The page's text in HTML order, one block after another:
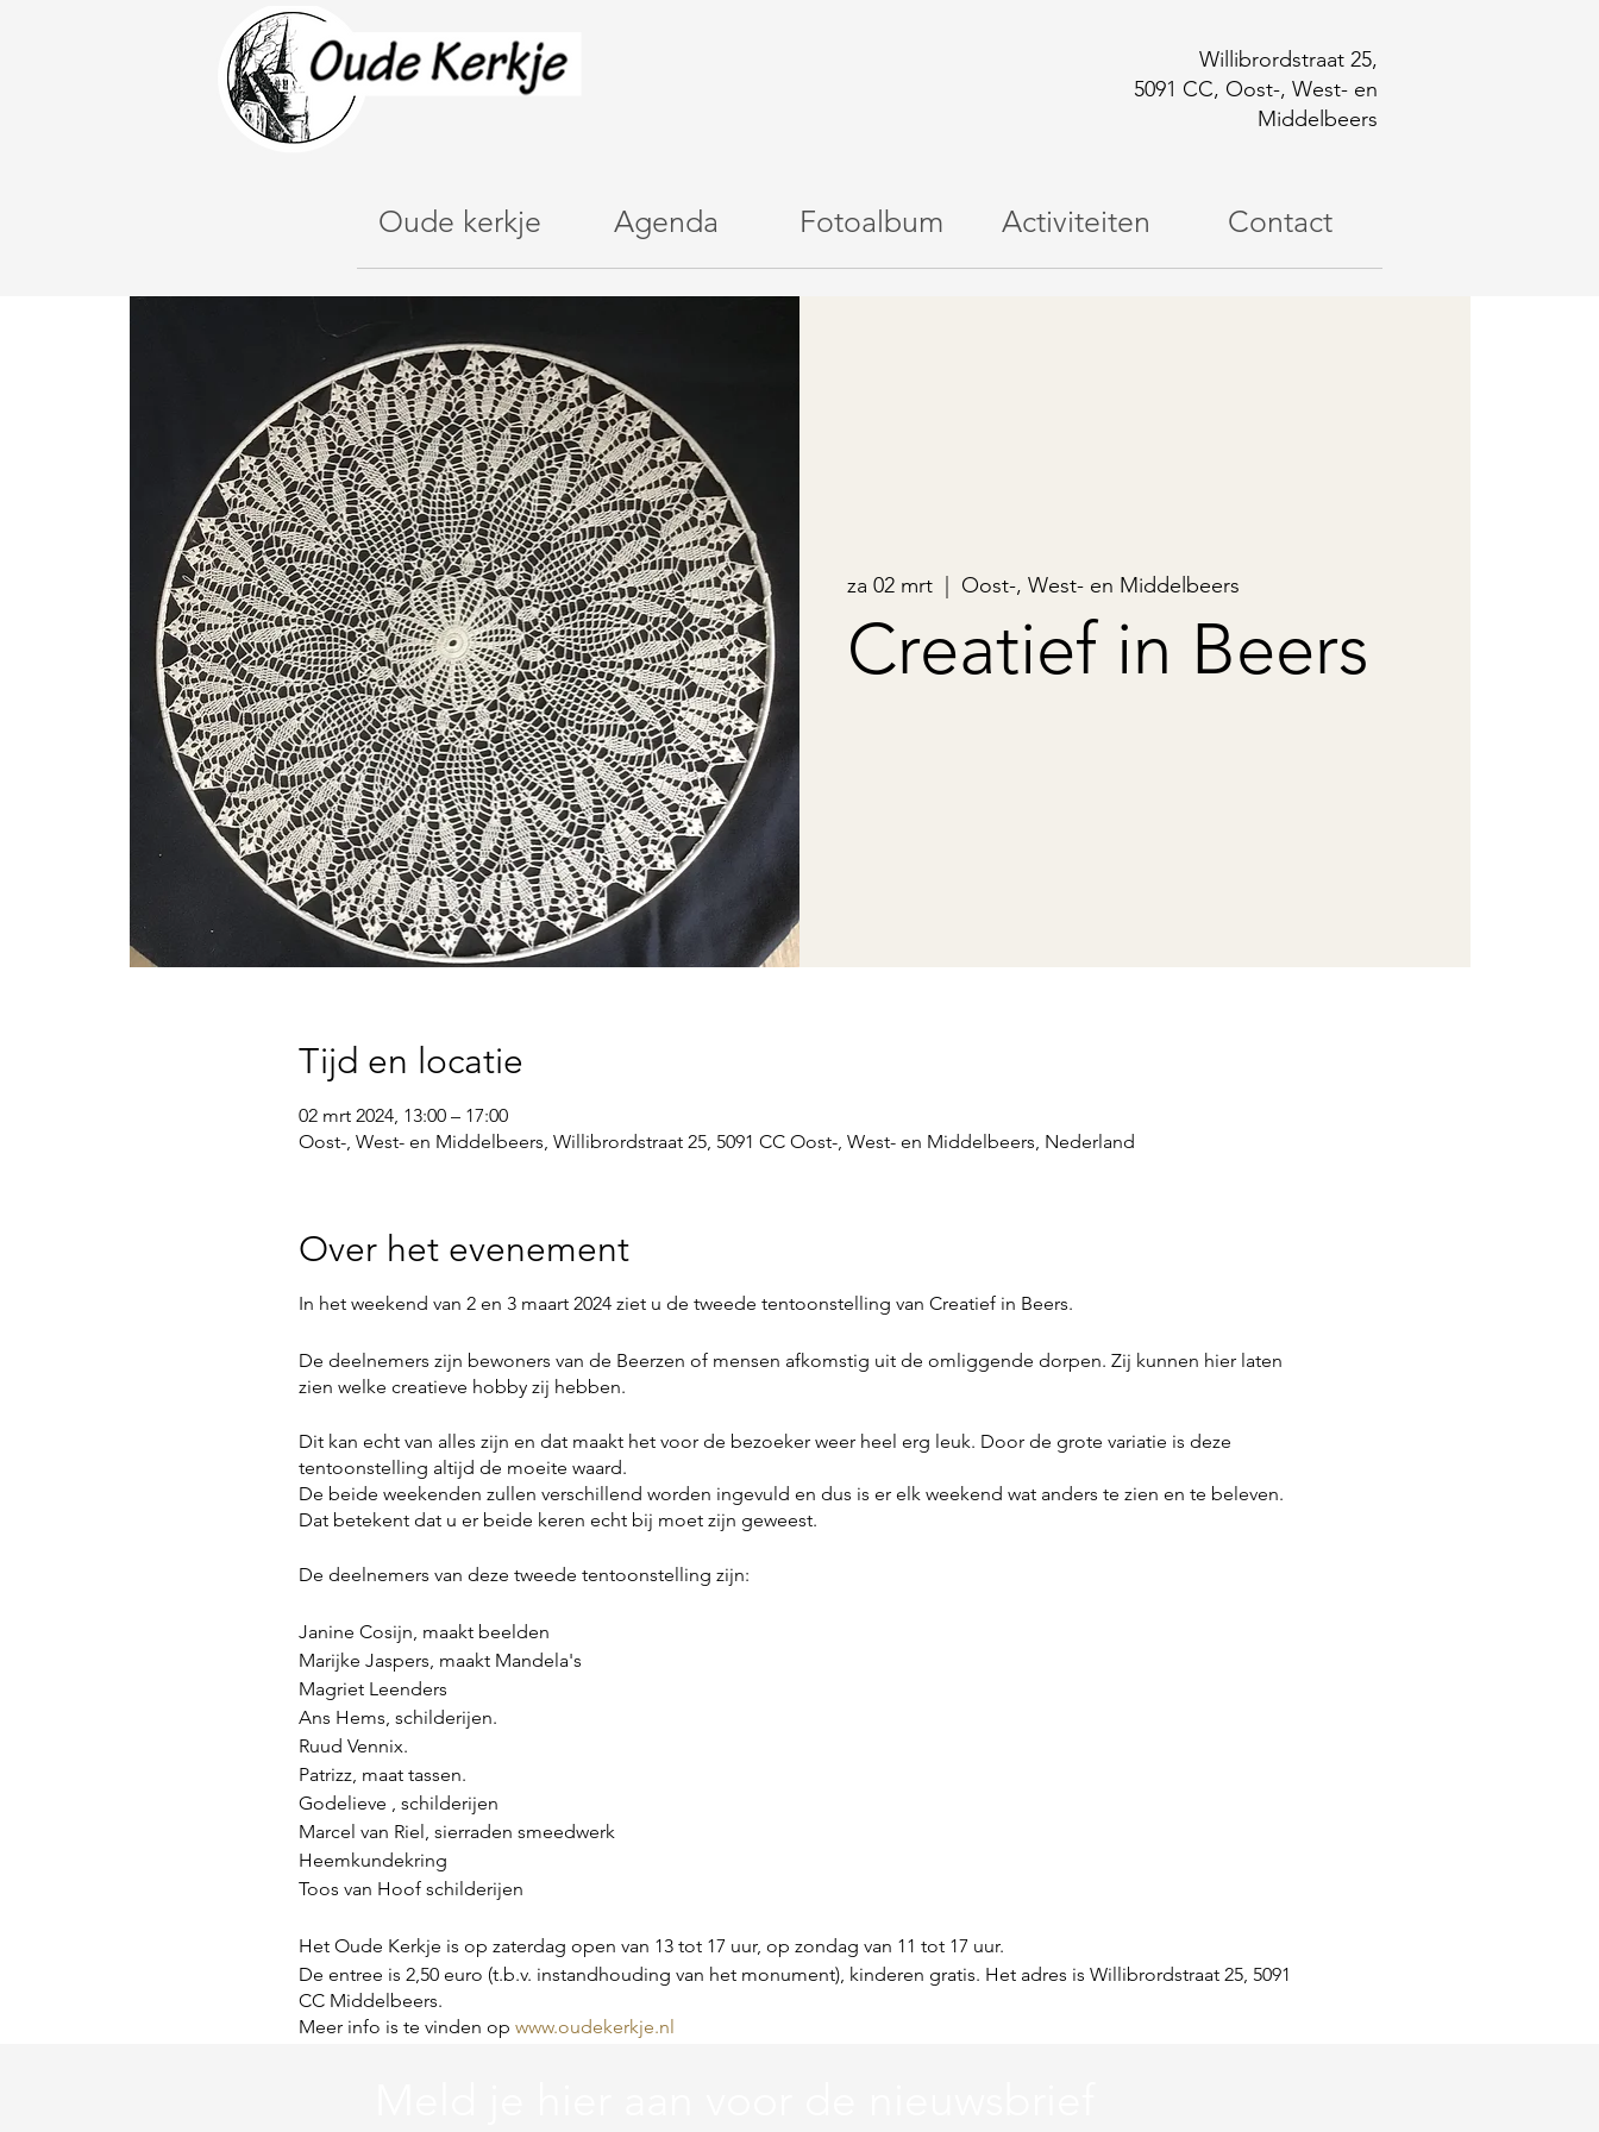
Willibrordstraat 25,
5091 CC, Oost-, West- en
Middelbeers
Oude kerkje Agenda Fotoalbum Activiteiten Contact
za 02 mrt Oost-, West- en Middelbeers
Creatief in Beers
Tijd en locatie
02 mrt 2024, 13:00 – 17:00
Oost-, West- en Middelbeers, Willibrordstraat 25, 5091 CC Oost-, West- en Middelbeers, Nederland
Over het evenement
In het weekend van 2 en 3 maart 2024 ziet u de tweede tentoonstelling van Creatief in Beers.
De deelnemers zijn bewoners van de Beerzen of mensen afkomstig uit de omliggende dorpen. Zij kunnen hier laten
zien welke creatieve hobby zij hebben.
Dit kan echt van alles zijn en dat maakt het voor de bezoeker weer heel erg leuk. Door de grote variatie is deze
tentoonstelling altijd de moeite waard.
De beide weekenden zullen verschillend worden ingevuld en dus is er elk weekend wat anders te zien en te beleven.
Dat betekent dat u er beide keren echt bij moet zijn geweest.
De deelnemers van deze tweede tentoonstelling zijn:
Janine Cosijn, maakt beelden
Marijke Jaspers, maakt Mandela's
Magriet Leenders
Ans Hems, schilderijen.
Ruud Vennix.
Patrizz, maat tassen.
Godelieve , schilderijen
Marcel van Riel, sierraden smeedwerk
Heemkundekring
Toos van Hoof schilderijen
Het Oude Kerkje is op zaterdag open van 13 tot 17 uur, op zondag van 11 tot 17 uur.
De entree is 2,50 euro (t.b.v. instandhouding van het monument), kinderen gratis. Het adres is Willibrordstraat 25, 5091
CC Middelbeers.
Meer info is te vinden op www.oudekerkje.nl